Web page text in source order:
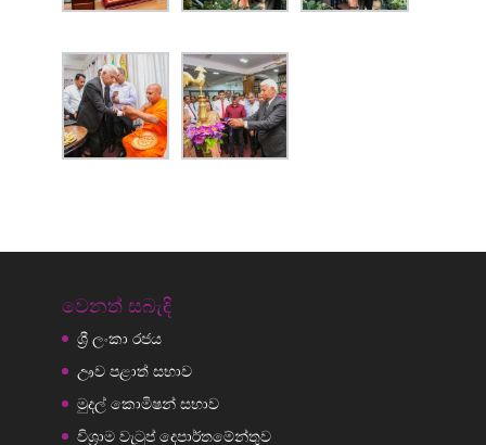
වෙනත් සබැඳි
ශ්‍රී ලංකා රජය
ඌව පළාත් සභාව
මුදල් කොමිෂන් සභාව
විශ්‍රාම වැටුප් දෙපාර්තමේන්තුව